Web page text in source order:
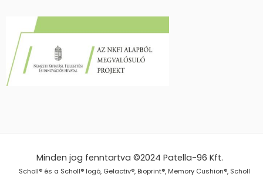
Minden jog fenntartva ©2024Patella-96 Kft.
Scholl® és a Scholl® logó, Gelactiv®, Bioprint®, Memory Cushion®, Scholl